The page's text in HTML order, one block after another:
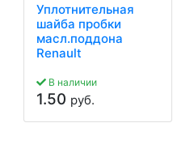
Уплотнительная
шайба пробки
масл.поддона
Renault
В наличии
1.50 руб.